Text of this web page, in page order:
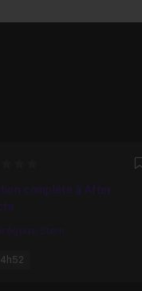
complète à After
Stern